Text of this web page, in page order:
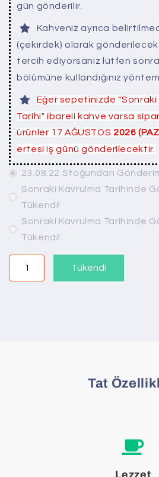
gün gönderilir.
Kahveniz ayrıca
(çekirdek) olarak
tercih ediyorsanız lütfen
bölümüne kullandığınız
Eğer sepetinizde "Sonraki
Tarihi" ibareli kahve varsa
ürünler 17 AĞUSTOS 2026
ertesi iş günü gönderilecektir.
23.08.22 Stoğundan
Sonraki Kavrulma Tarihinde
Tükendi!
Sonraki Kavrulma Tarihinde
Tükendi!
Tükendi
Tat
Lezzet